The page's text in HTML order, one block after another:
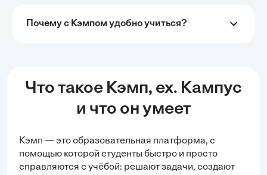
Почему с Кэмпом удобно учиться?
Что такое Кэмп, ex. Кампус
и что он умеет
Кэмп — это образовательная платформа, с
помощью которой студенты быстро и просто
справляются с учёбой: решают задачи, создают